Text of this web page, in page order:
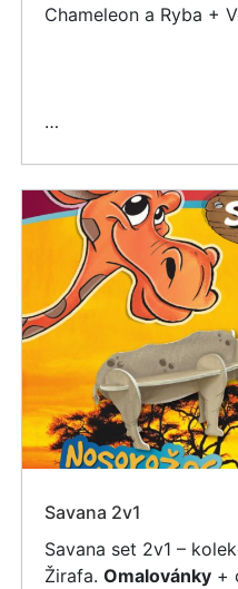
Chameleon a Ryba +
…
Savana 2v1
Savana set 2v1 –
Žirafa. Omalovánky +